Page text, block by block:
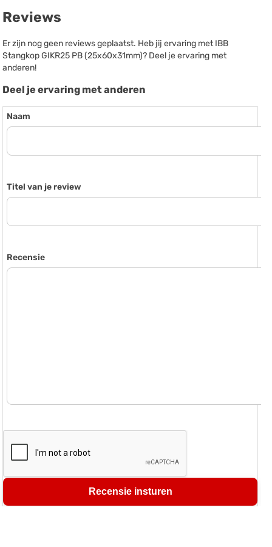
Reviews
Er zijn nog geen reviews geplaatst. Heb jij ervaring met IBB
Stangkop GIKR25 PB (25x60x31mm)? Deel je ervaring met
anderen!
Deel je ervaring met anderen
Naam
Titel van je review
Recensie
Recensie insturen